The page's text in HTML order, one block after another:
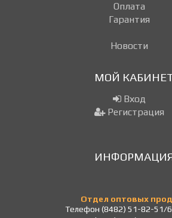
Оплата
Гарантия
Новости
МОЙ
Вход
Регистрация
Отдел оптовых
Телефон (8482) 51-82-51/